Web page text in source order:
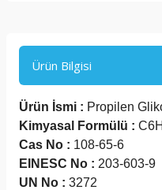
Ürün Bilgisi
Ürün İsmi : Propilen
Kimyasal Formülü :
Cas No : 108-65-6
EINESC No : 203-603-9
UN No : 3272